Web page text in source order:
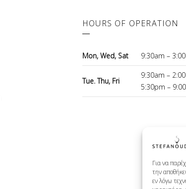
Για να
την
εν λόγω
HOURS OF OPERATION
Mon, Wed, Sat 9:30am –
Tue. Thu, Fri
9:30am –
5:30pm –